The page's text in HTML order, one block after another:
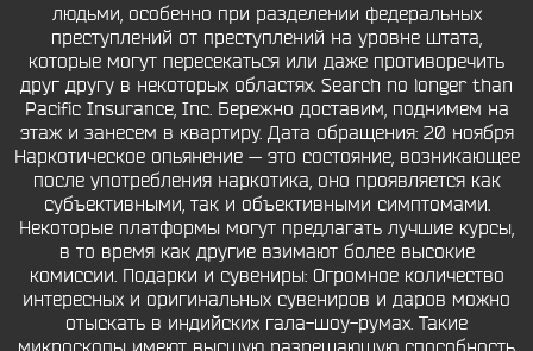
людьми, особенно при разделении федеральных
преступлений от преступлений на уровне штата,
которые могут пересекаться или даже противоречить
друг другу в некоторых областях. Search no longer than
Pacific Insurance, Inc. Бережно доставим, поднимем на
этаж и занесем в квартиру. Дата обращения: 20 ноября
Наркотическое опьянение — это состояние, возникающее
после употребления наркотика, оно проявляется как
субъективными, так и объективными симптомами.
Некоторые платформы могут предлагать лучшие курсы,
в то время как другие взимают более высокие
комиссии. Подарки и сувениры: Огромное количество
интересных и оригинальных сувениров и даров можно
отыскать в индийских гала-шоу-румах. Такие